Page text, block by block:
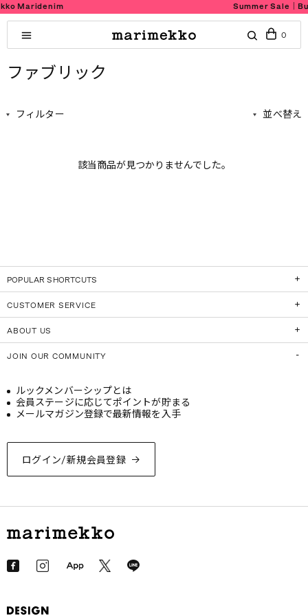
Summer Sale｜Buy 2 get
0
ファブリック
フィルター 並べ替え
該当商品が見つかりませんでした。
POPULAR SHORTCUTS
CUSTOMER SERVICE
ABOUT US
JOIN OUR COMMUNITY
ログイン/新規会員登録
ルックメンバーシップとは
会員ステージに応じてポイントが貯まる
メールマガジン登録で最新情報を入手